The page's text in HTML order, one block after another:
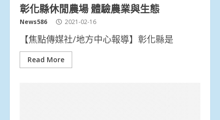
彰化縣休閒農場 體驗農業與生態
News586 2021-02-16
【焦點傳媒社/地方中心報導】彰化縣是
Read More